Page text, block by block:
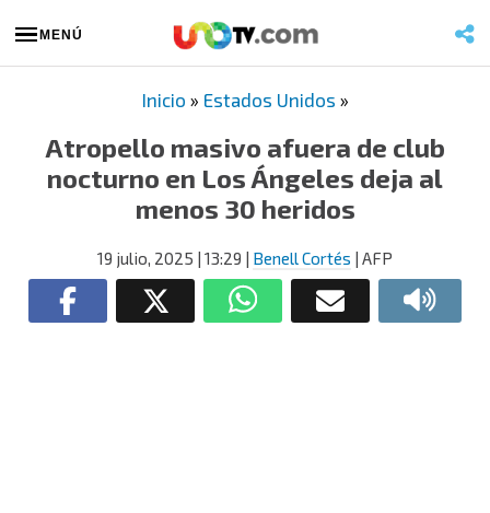
MENÚ
Inicio » Estados Unidos »
Atropello masivo afuera de club
nocturno en Los Ángeles deja al
menos 30 heridos
19 julio, 2025 | 13:29 | Benell Cortés | AFP